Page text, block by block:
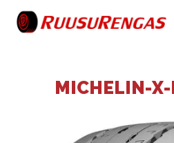
MICHELIN-